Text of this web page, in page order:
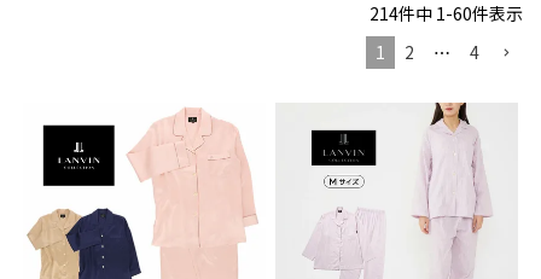
214件中 1-60件表示
1
2 … 4